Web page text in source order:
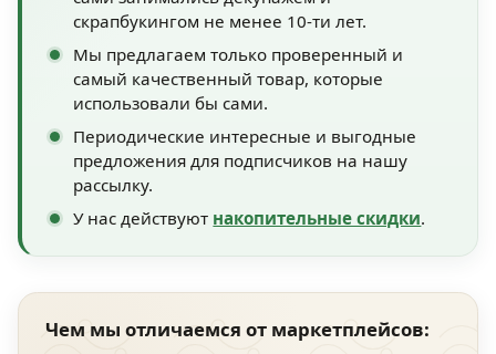
скрапбукингом не менее 10-ти лет.
Мы предлагаем только проверенный и
самый качественный товар, которые
использовали бы сами.
Периодические интересные и выгодные
предложения для подписчиков на нашу
рассылку.
У нас действуют накопительные скидки.
Чем мы отличаемся от маркетплейсов: